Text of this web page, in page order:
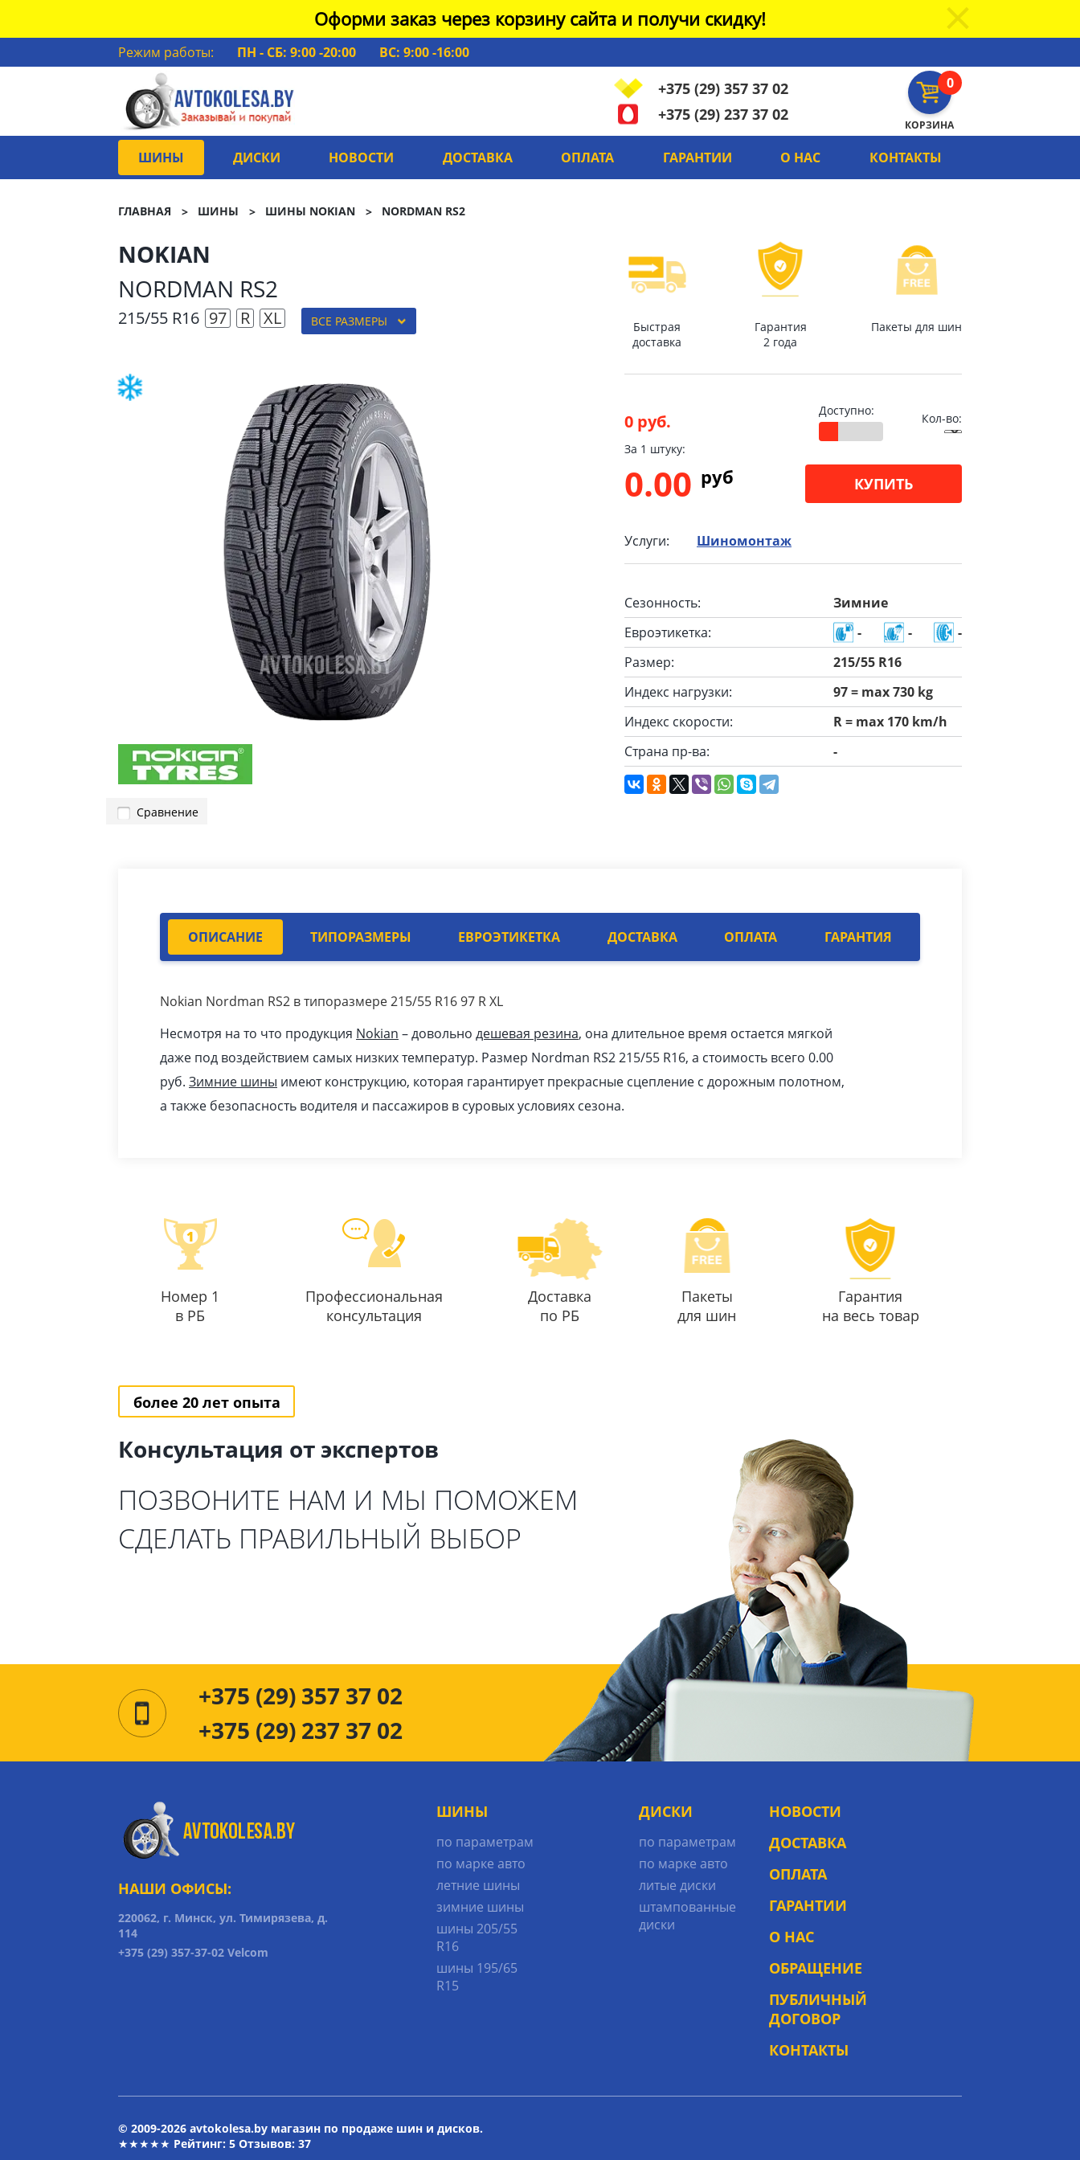
Оформи заказ через корзину сайта и получи скидку!
Режим работы: ПН - СБ: 9:00 -20:00
ВС: 9:00 -16:00
0
КОРЗИНА
+375 (29) 357 37 02
+375 (29) 237 37 02
ШИНЫ ДИСКИ НОВОСТИ ДОСТАВКА ОПЛАТА ГАРАНТИИ О НАС КОНТАКТЫ
ГЛАВНАЯ ШИНЫ ШИНЫ NOKIAN NORDMAN RS2
NOKIAN
NORDMAN RS2
215/55 R16 97 R XL ВСЕ РАЗМЕРЫ
Сравнение
Быстрая
доставка
Гарантия
2 года
Пакеты для шин
0 руб.
Доступно:
Кол-во:
За 1 штуку:
0.00 pуб КУПИТЬ
Услуги: Шиномонтаж
Сезонность:
Зимние
Евроэтикетка:
- -
-
Размер:
215/55 R16
Индекс нагрузки:
97 = max 730 kg
Индекс скорости:
R = max 170 km/h
Страна пр-ва:
-
ОПИСАНИЕ ТИПОРАЗМЕРЫ ЕВРОЭТИКЕТКА ДОСТАВКА ОПЛАТА ГАРАНТИЯ
Nokian Nordman RS2 в типоразмере 215/55 R16 97 R XL
Несмотря на то что продукция Nokian – довольно дешевая резина, она длительное время остается мягкой
даже под воздействием самых низких температур. Размер Nordman RS2 215/55 R16, а стоимость всего 0.00
pуб. Зимние шины имеют конструкцию, которая гарантирует прекрасные сцепление с дорожным полотном,
а также безопасность водителя и пассажиров в суровых условиях сезона.
Номер 1
в РБ
Профессиональная
консультация
Доставка
по РБ
Пакеты
для шин
Гарантия
на весь товар
более 20 лет опыта
Консультация от экспертов
ПОЗВОНИТЕ НАМ И МЫ ПОМОЖЕМ
СДЕЛАТЬ ПРАВИЛЬНЫЙ ВЫБОР
+375 (29) 357 37 02
+375 (29) 237 37 02
НАШИ ОФИСЫ:
220062, г. Минск, ул. Тимирязева, д.
114
+375 (29) 357-37-02 Velcom
ШИНЫ
по параметрам
по марке авто
летние шины
зимние шины
шины 205/55
R16
шины 195/65
R15
ДИСКИ
по параметрам
по марке авто
литые диски
штампованные
диски
НОВОСТИ
ДОСТАВКА
ОПЛАТА
ГАРАНТИИ
О НАС
ОБРАЩЕНИЕ
ПУБЛИЧНЫЙ
ДОГОВОР
КОНТАКТЫ
© 2009-2026 avtokolesa.by магазин по продаже шин и дисков.
★★★★★ Рейтинг: 5 Отзывов: 37